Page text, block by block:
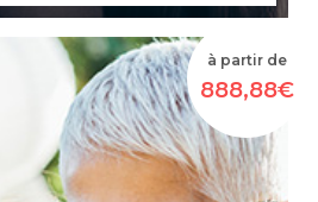
à partir de
888,88€